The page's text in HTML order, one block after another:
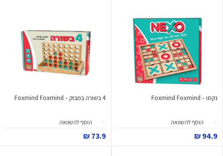
נקסו - Foxmind Foxmind
הוסף להשוואה
94.9 ₪
4 בשורה במבוק - Foxmind Foxmind
הוסף להשוואה
73.9 ₪